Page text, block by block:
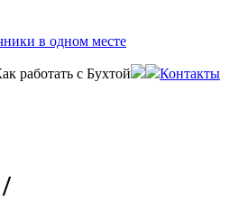
в одном месте
работать с Бухтой
Контакты
/